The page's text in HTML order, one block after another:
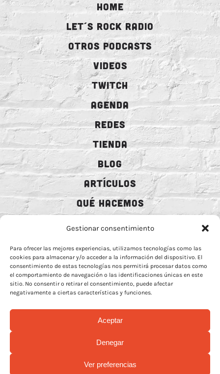
Gestionar consentimiento
Para ofrecer las mejores experiencias, utilizamos tecnologías como las
cookies para almacenar y/o acceder a la información del dispositivo. El
consentimiento de estas tecnologías nos permitirá procesar datos como
el comportamiento de navegación o las identificaciones únicas en este
sitio. No consentir o retirar el consentimiento, puede afectar
negativamente a ciertas características y funciones.
Aceptar
Denegar
Ver preferencias
HOME
LET´S ROCK RADIO
OTROS PODCASTS
VIDEOS
TWITCH
AGENDA
REDES
TIENDA
BLOG
ARTÍCULOS
QUÉ HACEMOS
MECENAZGO
CONTACTO
BIO
POLÍTICA DE COOCKIES–
POLÍTICA DE PRIVACIDAD REDES
© Copyright 2026 | Rock Animal Radio | All Rights Reserved |